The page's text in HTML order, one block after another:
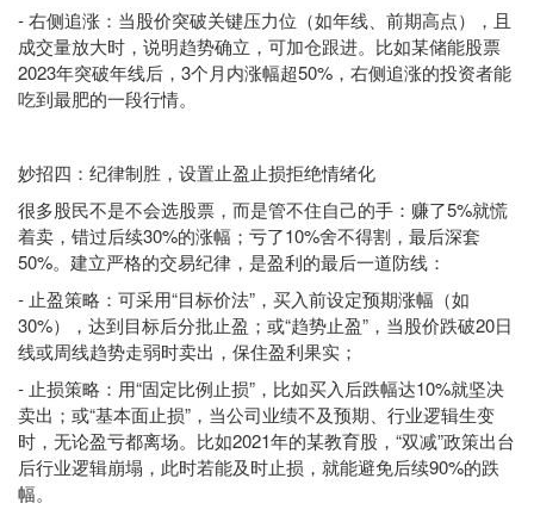
- 右侧追涨：当股价突破关键压力位（如年线、前期高点），且
成交量放大时，说明趋势确立，可加仓跟进。比如某储能股票
2023年突破年线后，3个月内涨幅超50%，右侧追涨的投资者能
吃到最肥的一段行情。
妙招四：纪律制胜，设置止盈止损拒绝情绪化
很多股民不是不会选股票，而是管不住自己的手：赚了5%就慌
着卖，错过后续30%的涨幅；亏了10%舍不得割，最后深套
50%。建立严格的交易纪律，是盈利的最后一道防线：
- 止盈策略：可采用“目标价法”，买入前设定预期涨幅（如
30%），达到目标后分批止盈；或“趋势止盈”，当股价跌破20日
线或周线趋势走弱时卖出，保住盈利果实；
- 止损策略：用“固定比例止损”，比如买入后跌幅达10%就坚决
卖出；或“基本面止损”，当公司业绩不及预期、行业逻辑生变
时，无论盈亏都离场。比如2021年的某教育股，“双减”政策出台
后行业逻辑崩塌，此时若能及时止损，就能避免后续90%的跌
幅。